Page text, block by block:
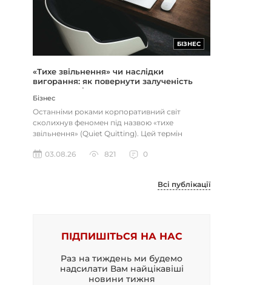
БІЗНЕС
«Тихе звільнення» чи наслідки
вигорання: як повернути залученість
через сенс і мету
Бізнес
Останніми роками корпоративний світ
сколихнув феномен під назвою «тихе
звільнення» (Quiet Quitting). Цей термін
03.08.26
821 0
Всі публікації
ПІДПИШІТЬСЯ НА НАС
Раз на тиждень ми будемо
надсилати Вам найцікавіші
новини тижня